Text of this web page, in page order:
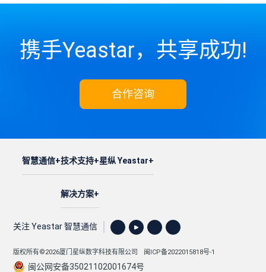
携手Yeastar，共享成功!
合作咨询
智慧通信 技术支持
解决方案
星纵 Yeastar
关注 Yeastar 智慧通信
版权所有©2026厦门星纵数字科技有限公司 闽ICP备2022015818号-1
闽公网安备35021102001674号